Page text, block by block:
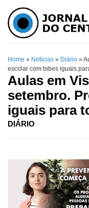
Home » Notícias » Diário »
escolar com bibes iguais
Aulas em
setembro.
iguais para
DIÁRIO